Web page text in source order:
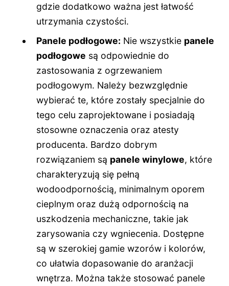
gdzie dodatkowo ważna jest łatwość
utrzymania czystości.
Panele podłogowe: Nie wszystkie panele
podłogowe są odpowiednie do
zastosowania z ogrzewaniem
podłogowym. Należy bezwzględnie
wybierać te, które zostały specjalnie do
tego celu zaprojektowane i posiadają
stosowne oznaczenia oraz atesty
producenta. Bardzo dobrym
rozwiązaniem są panele winylowe, które
charakteryzują się pełną
wodoodpornością, minimalnym oporem
cieplnym oraz dużą odpornością na
uszkodzenia mechaniczne, takie jak
zarysowania czy wgniecenia. Dostępne
są w szerokiej gamie wzorów i kolorów,
co ułatwia dopasowanie do aranżacji
wnętrza. Można także stosować panele